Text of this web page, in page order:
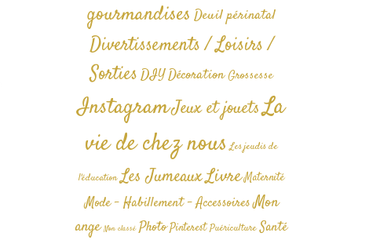
gourmandises Deuil périnatal
Divertissements / Loisirs /
SortiesDIYDécoration Grossesse
InstagramJeux et jouetsLa
vie de chez nous Les jeudis de
l'éducation Les JumeauxLivre Maternité
Mode - Habillement - AccessoiresMon
ange Non classé Photo Pinterest Puériculture Santé